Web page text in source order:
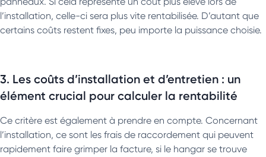
l’installation, celle-ci sera plus vite rentabilisée. D’autant que
certains coûts restent fixes, peu importe la puissance choisie.
3. Les coûts d’installation et d’entretien : un
élément crucial pour calculer la rentabilité
Ce critère est également à prendre en compte. Concernant
l’installation, ce sont les frais de raccordement qui peuvent
rapidement faire grimper la facture, si le hangar se trouve